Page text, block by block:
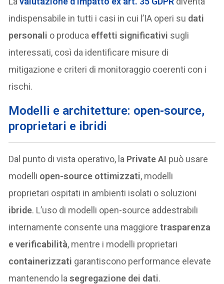
indispensabile in tutti i casi in cui l’IA operi su dati
personali o produca effetti significativi sugli
interessati, così da identificare misure di
mitigazione e criteri di monitoraggio coerenti con i
rischi.
Modelli e architetture: open-source,
proprietari e ibridi
Dal punto di vista operativo, la Private AI può usare
modelli open-source ottimizzati, modelli
proprietari ospitati in ambienti isolati o soluzioni
ibride. L’uso di modelli open-source addestrabili
internamente consente una maggioretrasparenza
e verificabilità, mentre i modelli proprietari
containerizzati garantiscono performance elevate
mantenendo lasegregazione dei dati.